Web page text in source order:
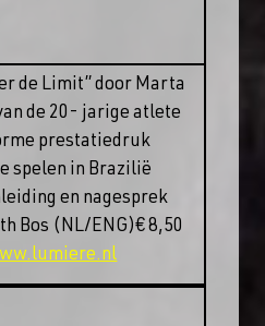
de Limit” door Marta
de 20- jarige atlete
prestatiedruk
spelen in Brazilië
en nagesprek
Bos (NL/ENG)€ 8,50